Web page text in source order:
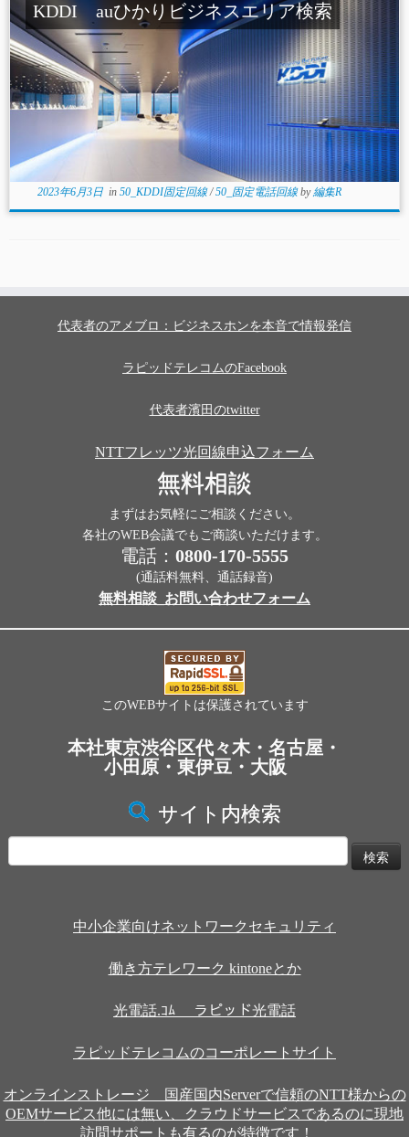
KDDI auひかりビジネスエリア検索
2023年6月3日in 50_KDDI固定回線/50_固定電話回線by編集R
代表者のアメブロ：ビジネスホンを本音で情報発信
ラピッドテレコムのFacebook
代表者濱田のtwitter
NTTフレッツ光回線申込フォーム
無料相談
まずはお気軽にご相談ください。
各社のWEB会議でもご商談いただけます。
電話： 0800-170-5555
(通話料無料、通話録音)
無料相談_お問い合わせフォーム
このWEBサイトは保護されています
本社東京渋谷区代々木・名古屋・
小田原・東伊豆・大阪
サイト内検索
索:
中小企業向けネットワークセキュリティ
働き方テレワーク kintoneとか
光電話.ｺﾑ ラピッド光電話
ラピッドテレコムのコーポレートサイト
オンラインストレージ 国産国内Serverで信頼のNTT様からの
OEMサービス他には無い、クラウドサービスであるのに現地
訪問サポートも有るのが特徴です！